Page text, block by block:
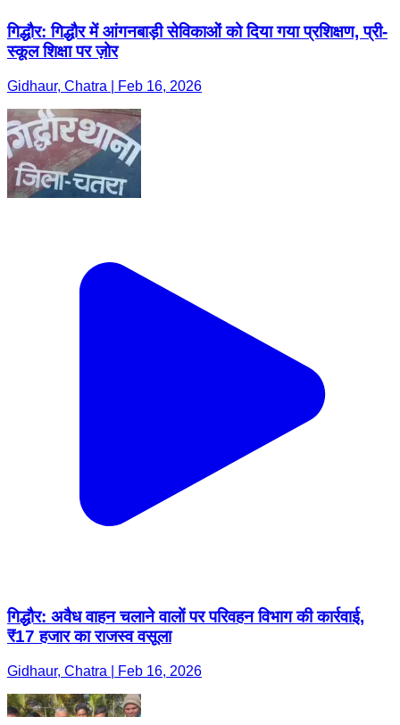
गिद्धौर: गिद्धौर में आंगनबाड़ी सेविकाओं को दिया गया प्रशिक्षण, प्री-
स्कूल शिक्षा पर ज़ोर
Gidhaur, Chatra | Feb 16, 2026
गिद्धौर: अवैध वाहन चलाने वालों पर परिवहन विभाग की कार्रवाई,
₹17 हजार का राजस्व वसूला
Gidhaur, Chatra | Feb 16, 2026